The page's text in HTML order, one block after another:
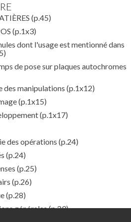
(p.45)
(p.1x3)
dont l'usage est mentionné dans
de pose sur plaques autochromes
des manipulations (p.1x12)
(p.1x15)
(p.1x17)
des opérations (p.24)
(p.24)
(p.25)
(p.26)
(p.28)
générales(p.29)